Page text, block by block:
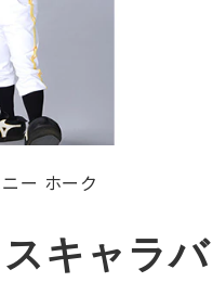
ー ホーク
スキャラ